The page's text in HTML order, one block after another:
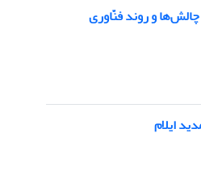
و روند فنّاوری
ایلام